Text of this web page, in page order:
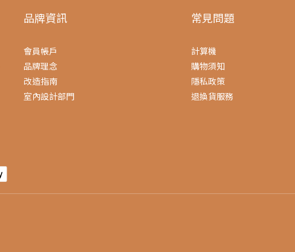
品牌資訊
會員帳戶
品牌理念
改造指南
室內設計部門
常見問題
計算機
購物須知
隱私政策
退換貨服務